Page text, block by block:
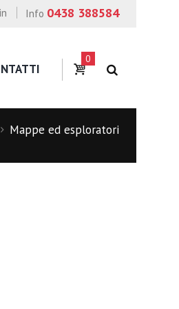
Info 0438 388584
0
Mappe ed esploratori